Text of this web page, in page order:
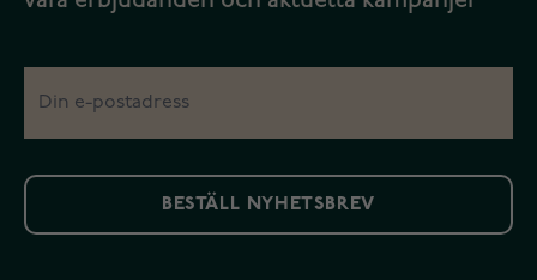
BESTÄLL NYHETSBREV